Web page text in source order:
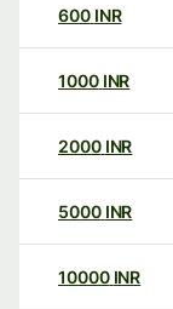
600 INR
1000 INR
2000 INR
5000 INR
10000 INR